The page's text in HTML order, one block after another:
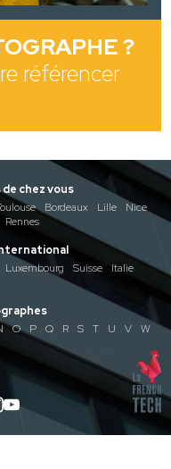
?
référencer
chez vous
Bordeaux Lille
Nice
Rennes
Luxembourg Suisse
Italie
O P Q R S T U V
W